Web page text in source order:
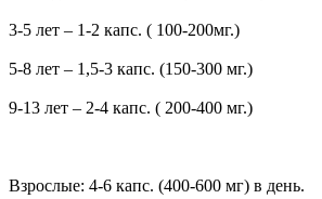
3-5 лет – 1-2 капс. ( 100-200мг.)
5-8 лет – 1,5-3 капс. (150-300 мг.)
9-13 лет – 2-4 капс. ( 200-400 мг.)
Взрослые: 4-6 капс. (400-600 мг) в день.